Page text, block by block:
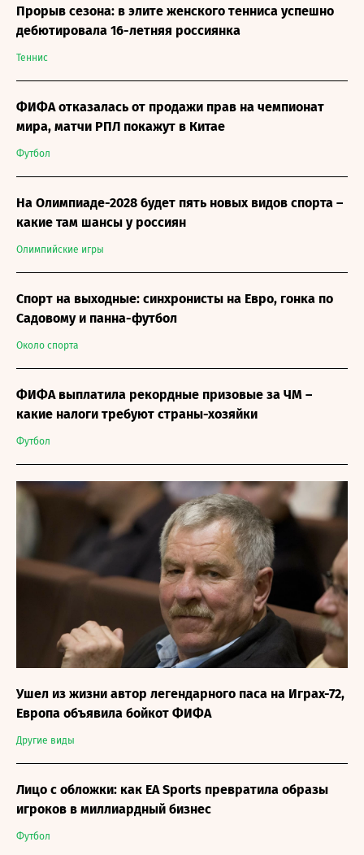
Теннис
Прорыв сезона: в элите женского тенниса успешно
дебютировала 16-летняя россиянка
Футбол
ФИФА отказалась от продажи прав на чемпионат
мира, матчи РПЛ покажут в Китае
Олимпийские игры
На Олимпиаде-2028 будет пять новых видов спорта –
какие там шансы у россиян
Около спорта
Спорт на выходные: синхронисты на Евро, гонка по
Садовому и панна-футбол
Футбол
ФИФА выплатила рекордные призовые за ЧМ –
какие налоги требуют страны-хозяйки
Другие виды
Ушел из жизни автор легендарного паса на Играх-72,
Европа объявила бойкот ФИФА
Футбол
Лицо с обложки: как EA Sports превратила образы
игроков в миллиардный бизнес